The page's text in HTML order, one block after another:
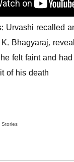
Urvashi recalled
Bhagyaraj,
felt faint and
of his death
Stories